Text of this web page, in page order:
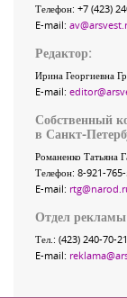
Телефон: +7 (423)
E-mail:
Редактор:
Ирина Георгиевна
E-mail:
Собственный
в Санкт-
Романенко Татьяна
Телефон: 8-921-
E-mail:
Отдел
Тел.: (423) 240-70-
E-mail: